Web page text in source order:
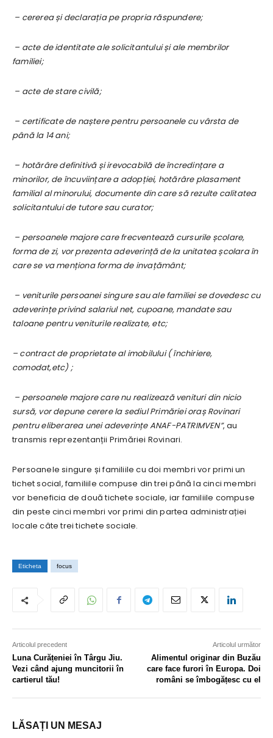
– cererea și declarația pe propria răspundere;
– acte de identitate ale solicitantului și ale membrilor
familiei;
– acte de stare civilă;
– certificate de naștere pentru persoanele cu vârsta de
până la 14 ani;
– hotărâre definitivă și irevocabilă de încredințare a
minorilor, de încuviințare a adopției, hotărâre plasament
familial al minorului, documente din care să rezulte calitatea
solicitantului de tutore sau curator;
– persoanele majore care frecventează cursurile școlare,
forma de zi, vor prezenta adeverință de la unitatea școlara în
care se va menționa forma de invațământ;
– veniturilepersoanei singure sau ale familiei se dovedesc cu
adeverințe privind salariul net, cupoane, mandate sau
taloane pentru veniturile realizate, etc;
– contract de proprietate al imobilului ( închiriere,
comodat,etc) ;
– persoanele majore care nu realizează venituri din nicio
sursă, vor depune cerere la sediul Primăriei oraș Rovinari
pentru eliberarea unei adeverințe ANAF-PATRIMVEN”, au
transmis reprezentanții Primăriei Rovinari.
Persoanele singure și familiile cu doi membri vor primi un
tichet social, familiile compuse din trei până la cinci membri
vor beneficia de două tichete sociale, iar familiile compuse
din peste cinci membri vor primi din partea administrației
locale câte trei tichete sociale.
Eticheta focus
Articolul precedent
Luna Curățeniei în Târgu Jiu.
Vezi când ajung muncitorii în
cartierul tău!
Articolul următor
Alimentul originar din Buzău
care face furori în Europa. Doi
români se îmbogățesc cu el
LĂSAȚI UN MESAJ